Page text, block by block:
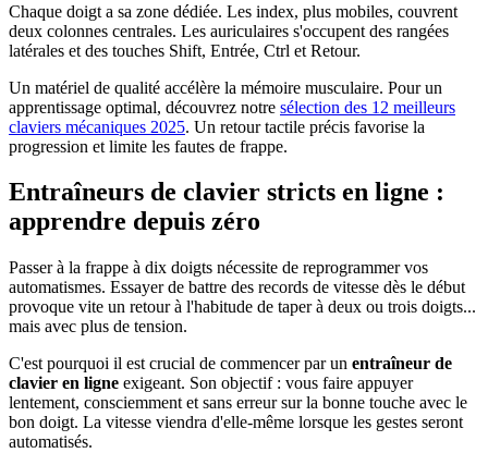
Chaque doigt a sa zone dédiée. Les index, plus mobiles, couvrent
deux colonnes centrales. Les auriculaires s'occupent des rangées
latérales et des touches Shift, Entrée, Ctrl et Retour.
Un matériel de qualité accélère la mémoire musculaire. Pour un
apprentissage optimal, découvrez notre sélection des 12 meilleurs
claviers mécaniques 2025. Un retour tactile précis favorise la
progression et limite les fautes de frappe.
Entraîneurs de clavier stricts en ligne :
apprendre depuis zéro
Passer à la frappe à dix doigts nécessite de reprogrammer vos
automatismes. Essayer de battre des records de vitesse dès le début
provoque vite un retour à l'habitude de taper à deux ou trois doigts...
mais avec plus de tension.
C'est pourquoi il est crucial de commencer par un entraîneur de
clavier en ligne exigeant. Son objectif : vous faire appuyer
lentement, consciemment et sans erreur sur la bonne touche avec le
bon doigt. La vitesse viendra d'elle-même lorsque les gestes seront
automatisés.